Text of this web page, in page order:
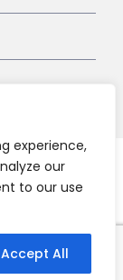
experience,
our
to our use
Accept All